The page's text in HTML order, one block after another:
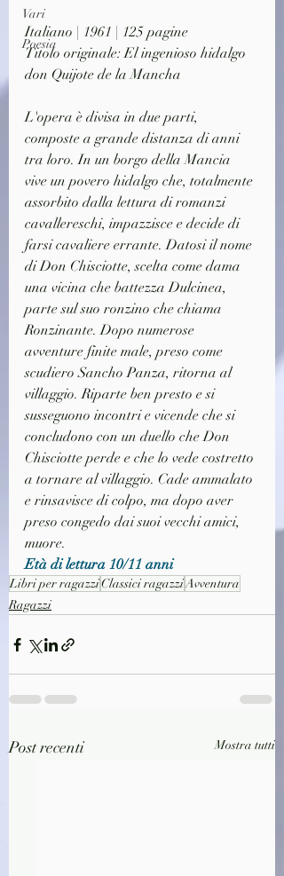
Vari
Poesia
Italiano | 1961 | 125 pagine
Titolo originale: El ingenioso hidalgo
don Quijote de la Mancha
L'opera è divisa in due parti,
composte a grande distanza di anni
tra loro. In un borgo della Mancia
vive un povero hidalgo che, totalmente
assorbito dalla lettura di romanzi
cavallereschi, impazzisce e decide di
farsi cavaliere errante. Datosi il nome
di Don Chisciotte, scelta come dama
una vicina che battezza Dulcinea,
parte sul suo ronzino che chiama
Ronzinante. Dopo numerose
avventure finite male, preso come
scudiero Sancho Panza, ritorna al
villaggio. Riparte ben presto e si
susseguono incontri e vicende che si
concludono con un duello che Don
Chisciotte perde e che lo vede costretto
a tornare al villaggio. Cade ammalato
e rinsavisce di colpo, ma dopo aver
preso congedo dai suoi vecchi amici,
muore.
Età di lettura 10/11 anni
Libri per ragazziClassici ragazziAvventura
Ragazzi
Post recenti Mostra tutti